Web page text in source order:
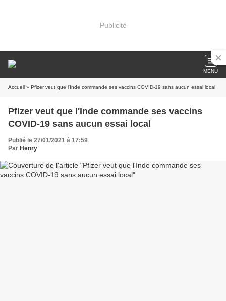
Publicité
MENU
Accueil » Pfizer veut que l'Inde commande ses vaccins COVID-19 sans aucun essai local
Pfizer veut que l'Inde commande ses vaccins
COVID-19 sans aucun essai local
Publié le 27/01/2021 à 17:59
Par Henry